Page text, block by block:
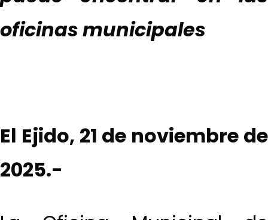
oficinas municipales
El Ejido, 21 de noviembre de
2025.-